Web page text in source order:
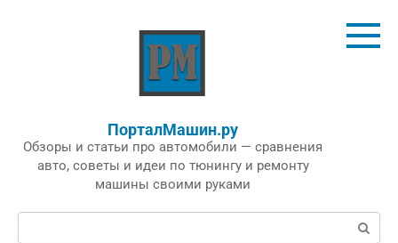
ПорталМашин.ру
Обзоры и статьи про автомобили — сравнения
авто, советы и идеи по тюнингу и ремонту
машины своими руками
Поиск: